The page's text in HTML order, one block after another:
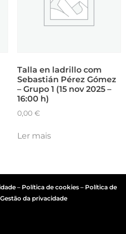
Talla en ladrillo com
Sebastián Pérez Gómez
– Grupo 1 (15 nov 2025 –
16:00 h)
0,00 €
Ler mais
– Política de cookies – Política de
da privacidade